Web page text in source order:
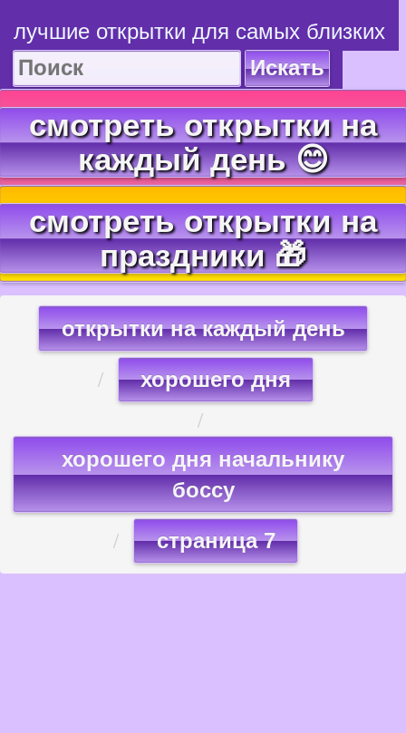
лучшие открытки для самых близких
Искать
смотреть открытки на
каждый день 😊
смотреть открытки на
праздники 🎁
открытки на каждый день
хорошего дня
хорошего дня начальнику
боссу
страница 7